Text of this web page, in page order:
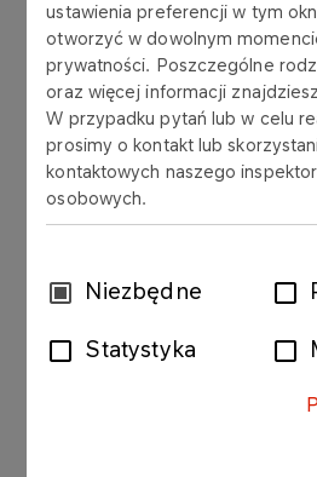
ustawienia preferencji w tym
otworzyć w dowolnym
prywatności. Poszczególne
oraz więcej informacji
W przypadku pytań lub w celu
prosimy o kontakt lub
kontaktowych naszego
osobowych.
WybórNiezbędne
Statystyka
OFERTA
Szkolenia techniczne
Więcej
OFERTA